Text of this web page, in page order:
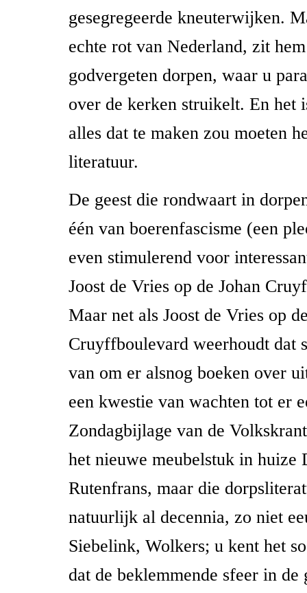
gesegregeerde kneuterwijken.
echte rot van Nederland, zit
godvergeten dorpen, waar u
over de kerken struikelt. En het
alles dat te maken zou moeten
literatuur.
De geest die rondwaart in
één van boerenfascisme (een
even stimulerend voor
Joost de Vries op de Johan
Maar net als Joost de Vries op
Cruyffboulevard weerhoudt dat
van om er alsnog boeken over
een kwestie van wachten tot er
Zondagbijlage van de
het nieuwe meubelstuk in huize
Rutenfrans, maar die
natuurlijk al decennia, zo niet
Siebelink, Wolkers; u kent het
dat de beklemmende sfeer in de